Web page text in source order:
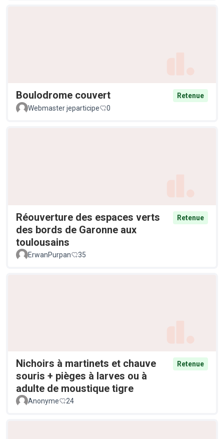
Boulodrome couvert
Retenue
Webmaster jeparticipe
0
Réouverture des espaces verts
des bords de Garonne aux
toulousains
Retenue
ErwanPurpan 35
Nichoirs à martinets et chauve
souris + pièges à larves ou à
adulte de moustique tigre
Retenue
Anonyme 24